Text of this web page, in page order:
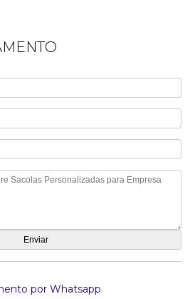
por Whatsapp